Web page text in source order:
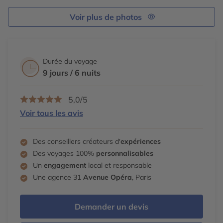
débutants. Le bateau est équipé de deux compresseurs
de plongée, 16 blocs, plombs, combinaisons (shorty) et
Excursions et autres activités :
visiter plusieurs îles, sanctuaires en plus des parcs
excursions sont comprises dans le forfait des droits de
conservation.
Voir plus de photos
Durée du voyage
9 jours / 6 nuits
5,0/5
Voir tous les avis
Des conseillers créateurs d'expériences
Des voyages 100% personnalisables
Un engagement local et responsable
Une agence 31 Avenue Opéra, Paris
Demander un devis